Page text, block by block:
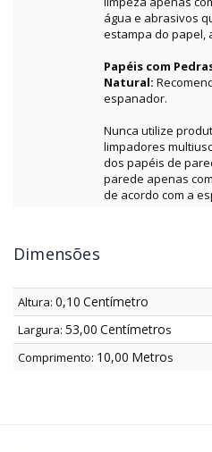
água e abrasivos
estampa do papel,
Papéis com
Natural:
espanador.
Nunca utilize
limpadores
dos papéis de
parede apenas
de acordo com a
Dimensões
Altura: 0,10 Centímetro
Largura: 53,00 Centímetros
Comprimento: 10,00 Metros